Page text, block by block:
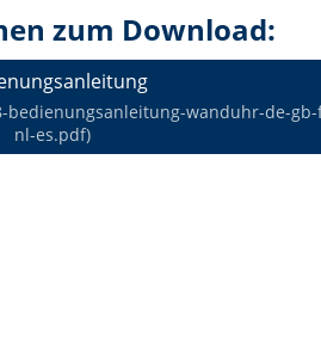
zum Download:
bedienungsanleitung-wanduhr-de-
nl-es.pdf)